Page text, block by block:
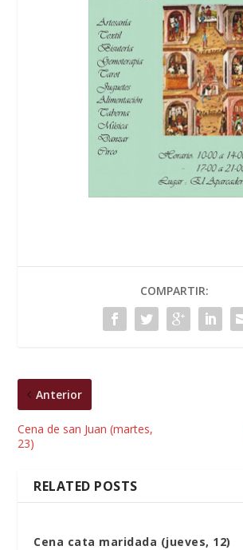
COMPARTIR:
Anterior
Cena de san Juan (martes,
23)
RELATED POSTS
Cena cata maridada (jueves, 12)